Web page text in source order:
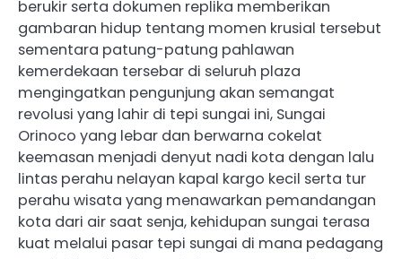
berukir serta dokumen replika memberikan
gambaran hidup tentang momen krusial tersebut
sementara patung-patung pahlawan
kemerdekaan tersebar di seluruh plaza
mengingatkan pengunjung akan semangat
revolusi yang lahir di tepi sungai ini, Sungai
Orinoco yang lebar dan berwarna cokelat
keemasan menjadi denyut nadi kota dengan lalu
lintas perahu nelayan kapal kargo kecil serta tur
perahu wisata yang menawarkan pemandangan
kota dari air saat senja, kehidupan sungai terasa
kuat melalui pasar tepi sungai di mana pedagang